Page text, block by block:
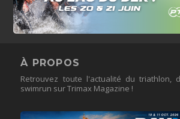
À PROPOS
Retrouvez toute l'actualité du triathlon,
swimrun sur Trimax Magazine !